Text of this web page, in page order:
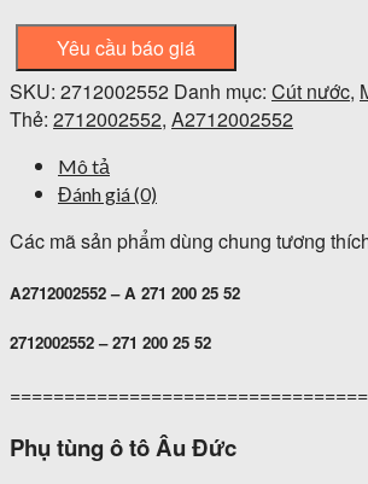
Yêu cầu báo giá
SKU: 2712002552 Danh mục: Cút nước,
Thẻ: 2712002552, A2712002552
Mô tả
Đánh giá (0)
Các mã sản phẩm dùng chung tương
A2712002552 – A 271 200 25 52
2712002552 – 271 200 25 52
Phụ tùng ô tô Âu Đức